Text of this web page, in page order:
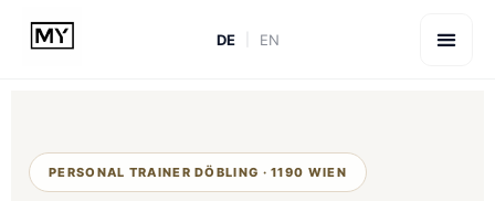
DE EN
PERSONAL TRAINER DÖBLING · 1190 WIEN